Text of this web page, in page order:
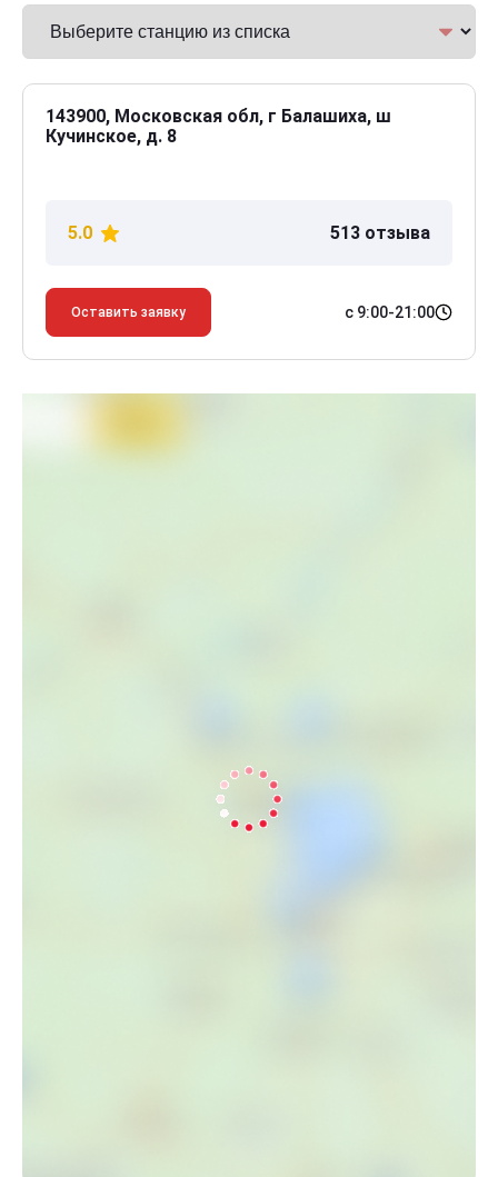
143900, Московская обл, г Балашиха, ш
Кучинское, д. 8
5.0 513 отзыва
Оставить заявку с 9:00-21:00